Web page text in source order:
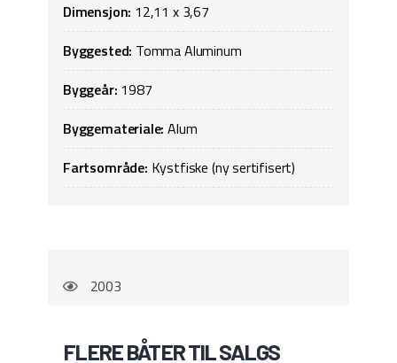
Dimensjon: 12,11 x 3,67
Byggested: Tomma Aluminum
Byggeår: 1987
Byggemateriale:Alum
Fartsområde: Kystfiske (ny sertifisert)
2003
FLERE BÅTER TIL SALGS